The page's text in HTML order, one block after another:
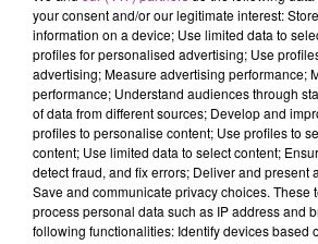
BIG FLOOR PARTY SAMEDI 1ER JANVIER
Tous les samedis, retrouvez meilleur du
your consent and/or our legitimate interest:
information on a device; Use limited data to
profiles for personalised advertising; Use
advertising; Measure advertising performance;
performance; Understand audiences through
of data from different sources; Develop and
profiles to personalise content; Use profiles to
content; Use limited data to select content;
detect fraud, and fix errors; Deliver and present
Save and communicate privacy choices. These
process personal data such as IP address and
following functionalities: Identify devices based